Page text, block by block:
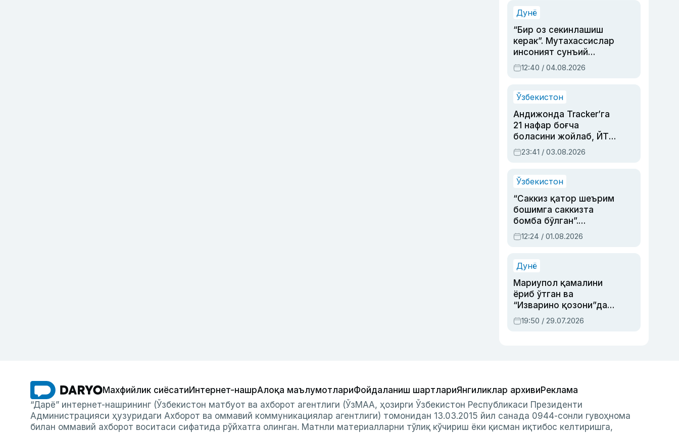
синовларга тўла ҳаёти
Дунё
“Бир оз секинлашиш
керак”. Мутахассислар
инсоният сунъий
интеллектни бошқара
олмай қолишидан
12:40 / 04.08.2026
Ўзбекистон
Андижонда Tracker’га
21 нафар боғча
боласини жойлаб, ЙТҲ
содир этган аёлга суд
ҳукми ўқилди
23:41 / 03.08.2026
Ўзбекистон
“Саккиз қатор шеърим
бошимга саккизта
бомба бўлган”.
Абдулла Ориповни
сиёсий айбловлардан
12:24 / 01.08.2026
Дунё
Мариупол қамалини
ёриб ўтган ва
“Изварино қозони”дан
чиққан қаҳрамон —
Украина армияси бош
19:50 / 29.07.2026
Махфийлик сиёсатиИнтернет-нашрАлоқа маълумотлариФойдаланиш шартлариЯнгиликлар архивиРеклама
“Дарё” интернет-нашрининг (Ўзбекистон матбуот ва ахборот агентлиги (ЎзМАА, ҳозирги Ўзбекистон Республикаси Президенти
Администрацияси ҳузуридаги Ахборот ва оммавий коммуникациялар агентлиги) томонидан 13.03.2015 йил санада 0944-сонли гувоҳнома
билан оммавий ахборот воситаси сифатида рўйхатга олинган. Матнли материалларни тўлиқ кўчириш ёки қисман иқтибос келтиришга,